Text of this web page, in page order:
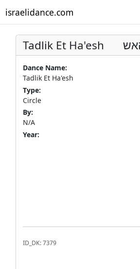
israelidance.com
Tadlik Et Ha'esh
Dance Name:
Tadlik Et Ha'esh
Type:
Circle
By:
N/A
Year:
ID_DK: 7379